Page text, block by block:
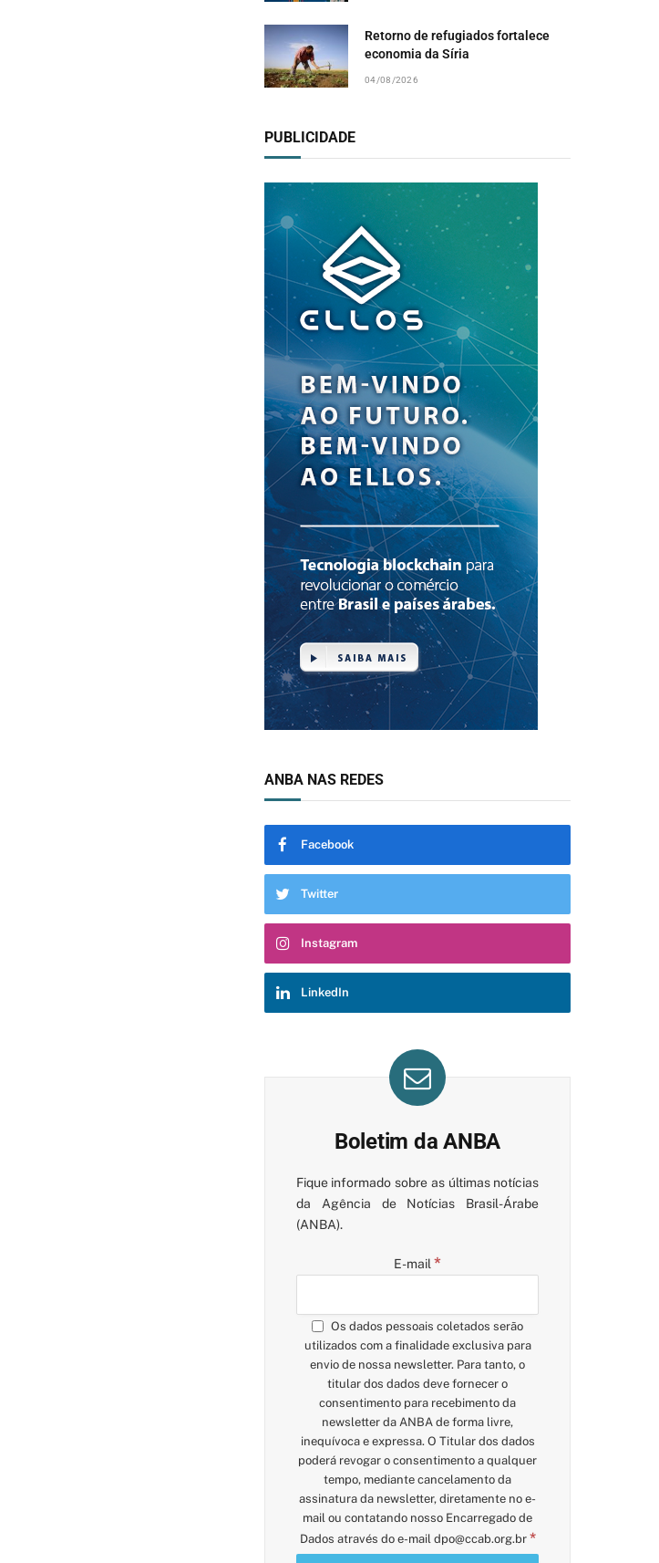
Retorno de refugiados fortalece
economia da Síria
04/08/2026
PUBLICIDADE
ANBA NAS REDES
Facebook
Twitter
Instagram
LinkedIn
Boletim da ANBA
Fique informado sobre as últimas notícias
da Agência de Notícias Brasil-Árabe
(ANBA).
E-mail *
Os dados pessoais coletados serão
utilizados com a finalidade exclusiva para
envio de nossa newsletter. Para tanto, o
titular dos dados deve fornecer o
consentimento para recebimento da
newsletter da ANBA de forma livre,
inequívoca e expressa. O Titular dos dados
poderá revogar o consentimento a qualquer
tempo, mediante cancelamento da
assinatura da newsletter, diretamente no e-
mail ou contatando nosso Encarregado de
Dados através do e-mail dpo@ccab.org.br *